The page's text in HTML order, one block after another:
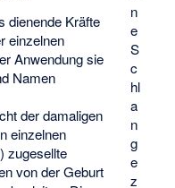
n
e
S
c
hl
a
n
g
e
z
dienende Kräfte
einzelnen
Anwendung sie
Namen
der damaligen
einzelnen
zugesellte
von der Geburt